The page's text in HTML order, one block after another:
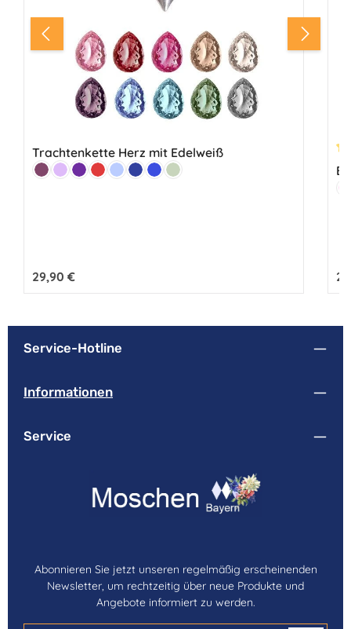
Trachtenkette Herz mit Edelweiß
Farbe:
BeereFliederLila Rot Hellblau
MarineRoyalblau
Lindgrün
Regulärer Preis:
29,90 €
Service-Hotline
Informationen
Service
Abonnieren Sie jetzt unseren regelmäßig erscheinenden
Newsletter, um rechtzeitig über neue Produkte und
Angebote informiert zu werden.